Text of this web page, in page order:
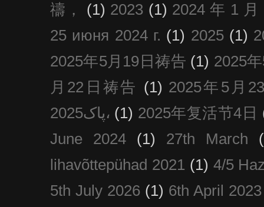
禱，
(1) 2023 (1) 2024 年 1
25 июня 2024 г. (1) 2025 (1)
2025年5月19日祷告 (1) 2025
月22日祷告 (1) 2025年5月
پاک2025، (1) 2025年复活节4日
June 2024
(1) 27th March
lihavõttepühad 2021 (1) 4/5
5th July 2026 (1) 6th April 2023